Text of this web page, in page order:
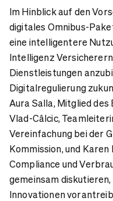
Im Hinblick auf den
digitales Omnibus-
eine intelligentere
Intelligenz
Dienstleistungen
Digitalregulierung
Aura Salla, Mitglied
Vlad-Câlcic,
Vereinfachung bei der
Kommission, und
Compliance und
gemeinsam
Innovationen